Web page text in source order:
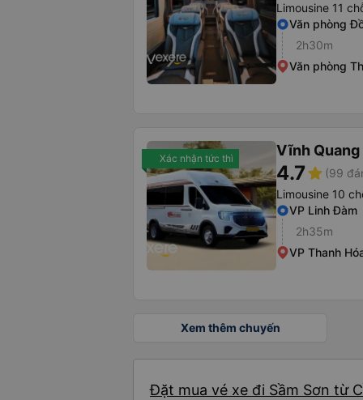
Limousine 11
Văn phòng
2h30m
Văn phòng
Xác nhận tức thì Vĩnh Quang
4.7star (99
Limousine 10
VP Linh Đàm
2h35m
VP Thanh
Xem thêm chuyến
Đặt mua vé xe đi Sầm Sơn từ